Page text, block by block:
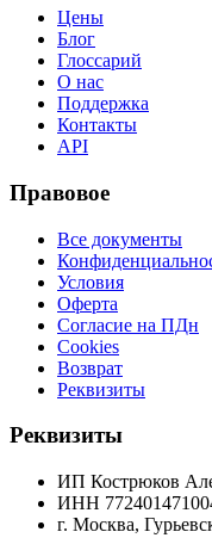
Цены
Блог
Глоссарий
О нас
Поддержка
Контакты
API
Правовое
Все документы
Условия
Оферта
Согласие на ПДн
Cookies
Возврат
Реквизиты
Реквизиты
ИП Кострюков
ИНН
г. Москва,